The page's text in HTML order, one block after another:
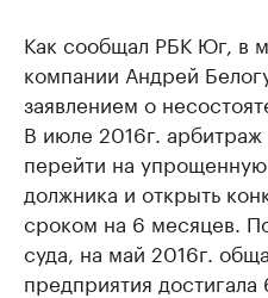
Как сообщал РБК Юг, в
компании Андрей
заявлением о
В июле 2016г.
перейти на
должника и открыть
сроком на 6 месяцев.
суда, на май 2016г.
предприятия